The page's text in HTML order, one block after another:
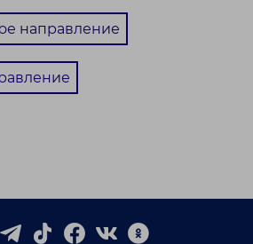
направление